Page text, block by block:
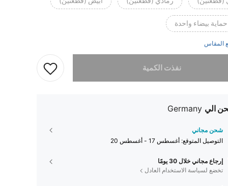
بيضاء واحدة
المقاس
نفذت الكمية
الي Germany
شحن مجاني
التوصيل المتوقع: أغسطس 17 - أغسطس 20
إرجاع مجاني خلال 30 يومًا
تخضع لسياسة الاستخدام العادل